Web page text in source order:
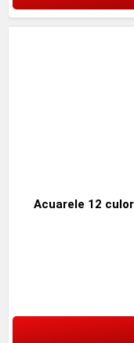
Acuarele 12